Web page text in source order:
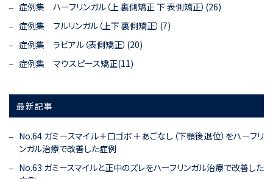
症例集 ハーフリンガル（上 裏側矯正 下 表側矯正）(26)
症例集 フルリンガル（上下 裏側矯正）(7)
症例集 ラビアル（表側矯正）(20)
症例集 マウスピース矯正(11)
最新記事
No.64 ガミースマイル＋口ゴボ＋あごなし（下顎後退位）をハーフリ
ンガル治療で改善した症例
No.63 ガミースマイルと正中のズレをハーフリンガル治療で改善した